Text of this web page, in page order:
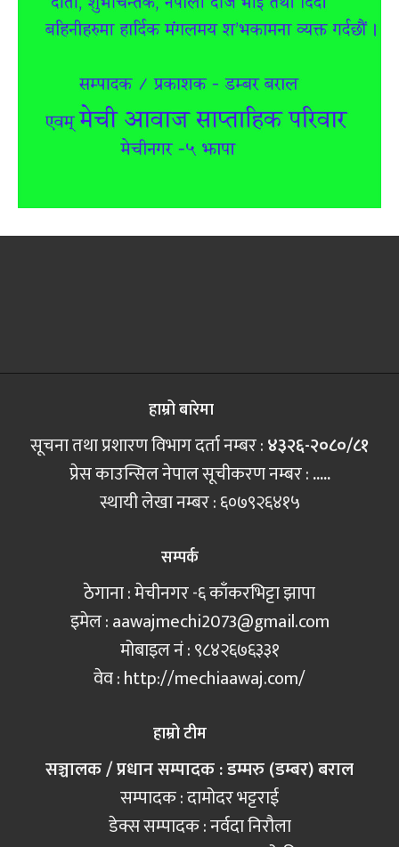
हाम्रो बारेमा
सूचना तथा प्रशारण विभाग दर्ता नम्बर :४३२६-२०८०/८१
प्रेस काउन्सिल नेपाल सूचीकरण नम्बर :.....
स्थायी लेखा नम्बर : ६०७९२६४१५
सम्पर्क
ठेगाना : मेचीनगर -६ काँकरभिट्टा झापा
इमेल :aawajmechi2073@gmail.com
मोबाइल नं‍ : ९८४२६७६३३१
वेव : http://mechiaawaj.com/
हाम्रो टीम
सञ्चालक / प्रधान सम्पादक : डम्मरु (डम्बर) बराल
सम्पादक : दामोदर भट्टराई
डेक्स सम्पादक : नर्वदा निरौला